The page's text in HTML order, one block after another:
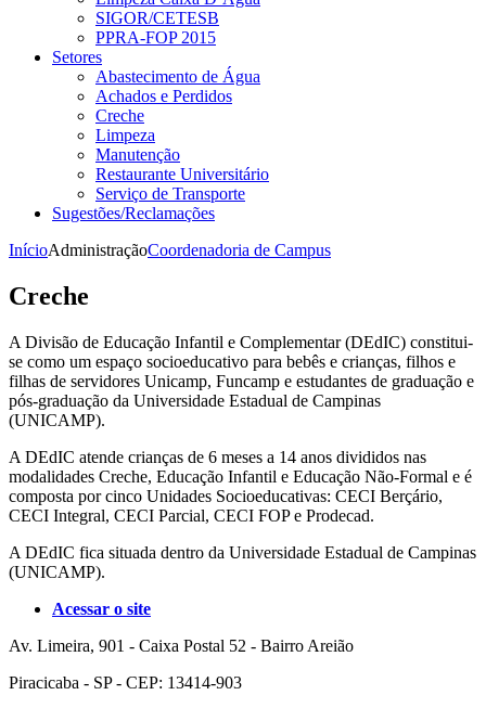
SIGOR/CETESB
PPRA-FOP 2015
Setores
Abastecimento de Água
Achados e Perdidos
Creche
Limpeza
Manutenção
Restaurante Universitário
Serviço de Transporte
Sugestões/Reclamações
InícioAdministraçãoCoordenadoria de Campus
Creche
A Divisão de Educação Infantil e Complementar (DEdIC) constitui-
se como um espaço socioeducativo para bebês e crianças, filhos e
filhas de servidores Unicamp, Funcamp e estudantes de graduação e
pós-graduação da Universidade Estadual de Campinas
(UNICAMP).
A DEdIC atende crianças de 6 meses a 14 anos divididos nas
modalidades Creche, Educação Infantil e Educação Não-Formal e é
composta por cinco Unidades Socioeducativas: CECI Berçário,
CECI Integral, CECI Parcial, CECI FOP e Prodecad.
A DEdIC fica situada dentro da Universidade Estadual de Campinas
(UNICAMP).
Acessar o site
Av. Limeira, 901 - Caixa Postal 52 - Bairro Areião
Piracicaba - SP - CEP: 13414-903